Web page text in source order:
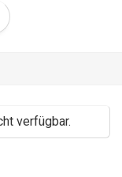
verfügbar.